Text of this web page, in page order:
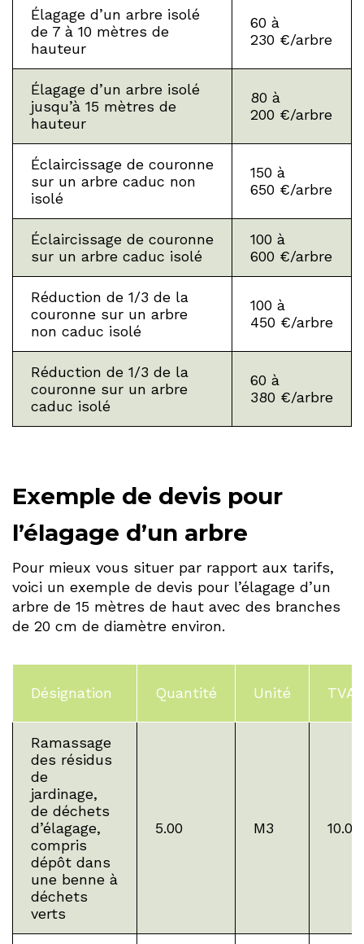
Élagage d’un arbre isolé
de 7 à 10 mètres de
hauteur
60 à
230 €/arbre
Élagage d’un arbre isolé
jusqu’à 15 mètres de
hauteur
80 à
200 €/arbre
Éclaircissage de couronne
sur un arbre caduc non
isolé
150 à
650 €/arbre
Éclaircissage de couronne
sur un arbre caduc isolé
100 à
600 €/arbre
Réduction de 1/3 de la
couronne sur un arbre
non caduc isolé
100 à
450 €/arbre
Réduction de 1/3 de la
couronne sur un arbre
caduc isolé
60 à
380 €/arbre
Exemple de devis pour
l’élagage d’un arbre
Pour mieux vous situer par rapport aux tarifs,
voici un exemple de devis pour l’élagage d’un
arbre de 15 mètres de haut avec des branches
de 20 cm de diamètre environ.
Désignation Quantité Unité TVA
Ramassage
des résidus
de
jardinage,
de déchets
d’élagage,
compris
dépôt dans
une benne à
déchets
verts
5.00 M3 10.00